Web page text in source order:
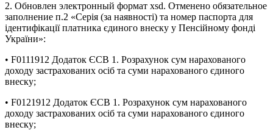
2. Обновлен электронный формат xsd. Отменено обязательное
заполнение п.2 «Серія (за наявності) та номер паспорта для
ідентифікації платника єдиного внеску у Пенсійному фонді
України»:
• F0111912 Додаток ЄСВ 1. Розрахунок сум нарахованого
доходу застрахованих осіб та суми нарахованого єдиного
внеску;
• F0121912 Додаток ЄСВ 1. Розрахунок сум нарахованого
доходу застрахованих осіб та суми нарахованого єдиного
внеску;